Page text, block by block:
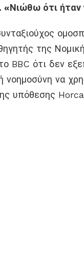
«Νιώθω ότι ήταν
της
BBC ότι δεν
νοημοσύνη να
υπόθεσης